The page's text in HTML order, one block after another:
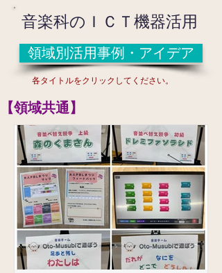
音楽科のＩＣＴ機器活用
領域別活用事例・アイデア
各タイトルをクリックしてください。
​【領域共通】